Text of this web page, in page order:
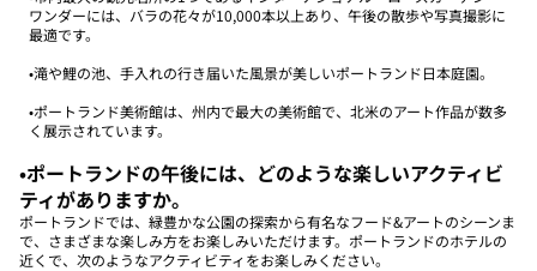
ワンダーには、バラの花々が10,000本以上あり、午後の散歩や写真撮影に
最適です。
•滝や鯉の池、手入れの行き届いた風景が美しいポートランド日本庭園。
•ポートランド美術館は、州内で最大の美術館で、北米のアート作品が数多
く展示されています。
•ポートランドの午後には、どのような楽しいアクティビ
ティがありますか。
ポートランドでは、緑豊かな公園の探索から有名なフード&アートのシーンま
で、さまざまな楽しみ方をお楽しみいただけます。ポートランドのホテルの
近くで、次のようなアクティビティをお楽しみください。